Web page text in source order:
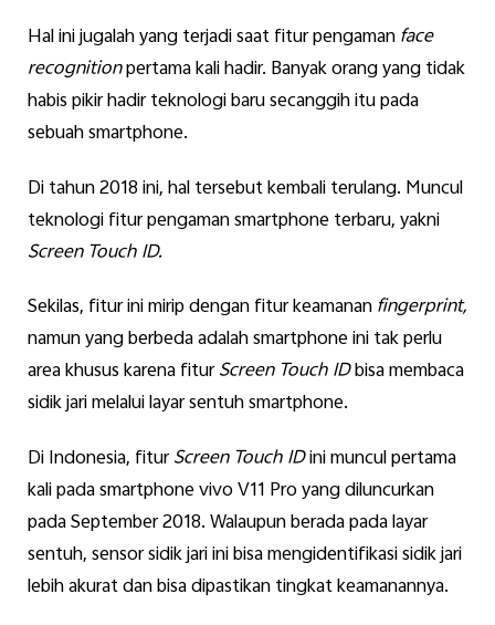
Hal ini jugalah yang terjadi saat fitur pengamanface
recognitionpertama kali hadir. Banyak orang yang tidak
habis pikir hadir teknologi baru secanggih itu pada
sebuah smartphone.
Di tahun 2018 ini, hal tersebut kembali terulang. Muncul
teknologi fitur pengaman smartphone terbaru, yakni
Screen Touch ID.
Sekilas, fitur ini mirip dengan fitur keamananfingerprint,
namun yang berbeda adalah smartphone ini tak perlu
area khusus karena fiturScreen Touch IDbisa membaca
sidik jari melalui layar sentuh smartphone.
Di Indonesia, fiturScreen Touch IDini muncul pertama
kali pada smartphone vivo V11 Pro yang diluncurkan
pada September 2018. Walaupun berada pada layar
sentuh, sensor sidik jari ini bisa mengidentifikasi sidik jari
lebih akurat dan bisa dipastikan tingkat keamanannya.